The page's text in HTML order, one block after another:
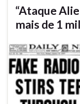
“Ataque
mais de 1